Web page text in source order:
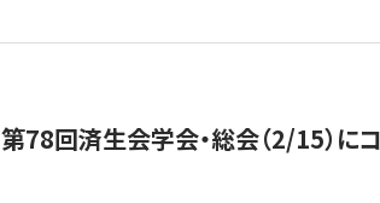
第78回済生会学会・総会（2/15）に